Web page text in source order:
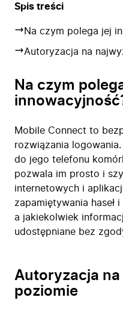
Spis treści
Na czym polega jej
Autoryzacja na
Na czym
Mobile Connect to
rozwiązania
do jego telefonu
pozwala im prosto i
internetowych i
zapamiętywania haseł
a jakiekolwiek
udostępniane bez
Autoryzacja
poziomie